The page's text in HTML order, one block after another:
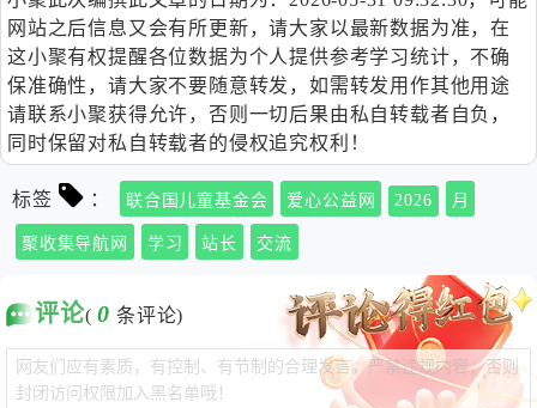
网站之后信息又会有所更新，请大家以最新数据为准，在
这小聚有权提醒各位数据为个人提供参考学习统计，不确
保准确性，请大家不要随意转发，如需转发用作其他用途
请联系小聚获得允许，否则一切后果由私自转载者自负，
同时保留对私自转载者的侵权追究权利！
标签 ： 联合国儿童基金会 爱心公益网 2026 月
聚收集导航网 学习 站长 交流
评论(0 条评论)